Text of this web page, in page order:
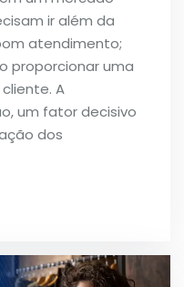
ir além da
atendimento;
proporcionar uma
A
um fator decisivo
dos